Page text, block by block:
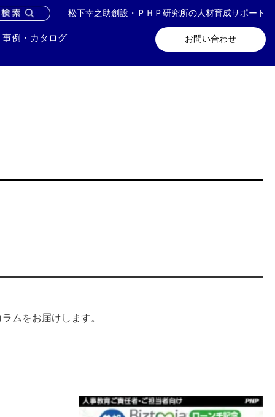
松下幸之助創設・ＰＨＰ研究所の人材育成サポート
お問い合わせ
事例・カタログ
い合わせ メールマガジン登録
ムをお届けします。